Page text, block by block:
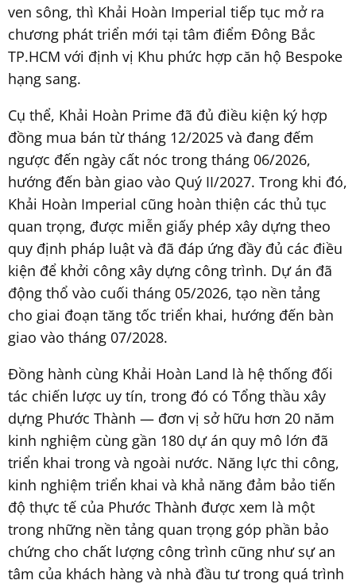
ven sông, thì Khải Hoàn Imperial tiếp tục mở ra
chương phát triển mới tại tâm điểm Đông Bắc
TP.HCM với định vị Khu phức hợp căn hộ Bespoke
hạng sang.
Cụ thể, Khải Hoàn Prime đã đủ điều kiện ký hợp
đồng mua bán từ tháng 12/2025 và đang đếm
ngược đến ngày cất nóc trong tháng 06/2026,
hướng đến bàn giao vào Quý II/2027. Trong khi đó,
Khải Hoàn Imperial cũng hoàn thiện các thủ tục
quan trọng, được miễn giấy phép xây dựng theo
quy định pháp luật và đã đáp ứng đầy đủ các điều
kiện để khởi công xây dựng công trình. Dự án đã
động thổ vào cuối tháng 05/2026, tạo nền tảng
cho giai đoạn tăng tốc triển khai, hướng đến bàn
giao vào tháng 07/2028.
Đồng hành cùng Khải Hoàn Land là hệ thống đối
tác chiến lược uy tín, trong đó có Tổng thầu xây
dựng Phước Thành — đơn vị sở hữu hơn 20 năm
kinh nghiệm cùng gần 180 dự án quy mô lớn đã
triển khai trong và ngoài nước. Năng lực thi công,
kinh nghiệm triển khai và khả năng đảm bảo tiến
độ thực tế của Phước Thành được xem là một
trong những nền tảng quan trọng góp phần bảo
chứng cho chất lượng công trình cũng như sự an
tâm của khách hàng và nhà đầu tư trong quá trình